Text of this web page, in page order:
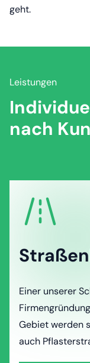
geht.
Leistungen
nach
Einer unserer
Gebiet werden
auch